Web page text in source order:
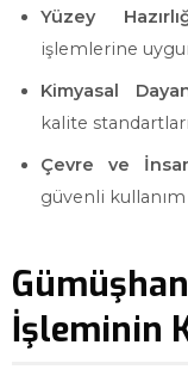
Yüzey
işlemlerine
Kimyasal
kalite
Çevre ve
güvenli kullanım
İşleminin